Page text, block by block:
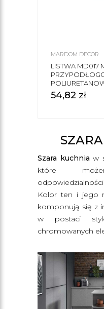
MARDOM DECOR
LISTWA MD017
54,82 zł
Szara kuchnia w
które
Kolor ten i jego
komponują się z
w postaci
chromowanych